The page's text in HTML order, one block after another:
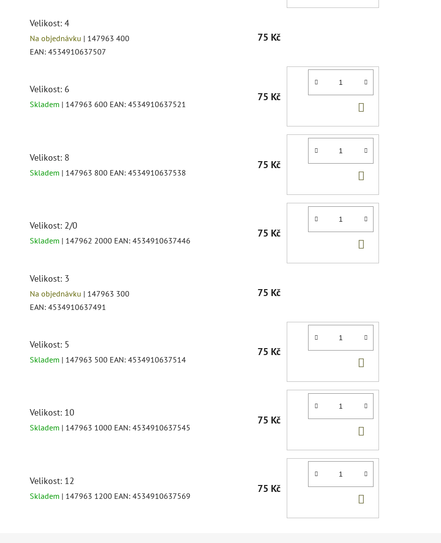
Velikost: 4
Na objednávku | 147963 400
EAN: 4534910637507
75 Kč
Velikost: 6
Skladem | 147963 600 EAN: 4534910637521
75 Kč
KOŠÍKU
Velikost: 8
Skladem | 147963 800 EAN: 4534910637538
75 Kč
Velikost: 2/0
Skladem | 147962 2000 EAN: 4534910637446
75 Kč
Velikost: 3
Na objednávku | 147963 300
EAN: 4534910637491
75 Kč
Velikost: 5
Skladem | 147963 500 EAN: 4534910637514
75 Kč
Velikost: 10
Skladem | 147963 1000 EAN: 4534910637545
75 Kč
Velikost: 12
Skladem | 147963 1200 EAN: 4534910637569
75 Kč
KOŠÍKU